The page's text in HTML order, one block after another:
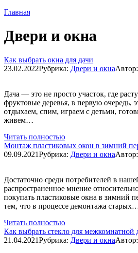
Главная
Двери и окна
Как выбрать окна для дачи
23.02.2022Рубрика: Двери и окнаАвтор:
Дача — это не просто участок, где
фруктовые деревья, в первую очередь,
отдыхаем, спим, играем с детьми,
живем…
Читать полностью
Монтаж пластиковых окон в зимний
09.09.2021Рубрика: Двери и окнаАвтор:
Достаточно среди потребителей в
распространенное мнение
покупать пластиковые окна в зимний
тем, что в процессе демонтажа
Читать полностью
Как выбрать стекло для межкомнатной
21.04.2021Рубрика: Двери и окнаАвтор: